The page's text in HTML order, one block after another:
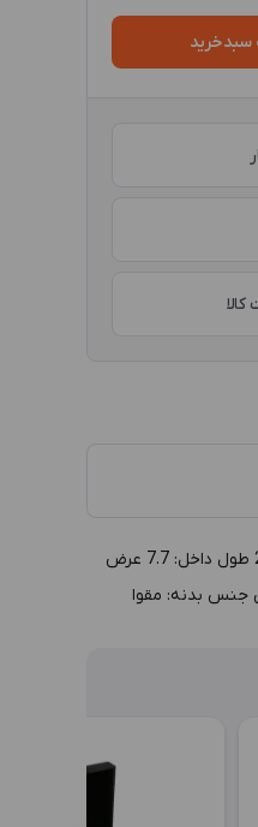
سبدخرید
توضيحات :جعبه مدال مقوایی گالینگوری سایز 1 مدل YR، زرشکی داخل مشکی گروه: جعبه طلا و جواهر دسته بندي: جعبه مدال توليد: ایرانی تجدیدناپذیر کد خانواده: YR سايز: 1 وزن: 22 طول داخل: 7.7 عرض